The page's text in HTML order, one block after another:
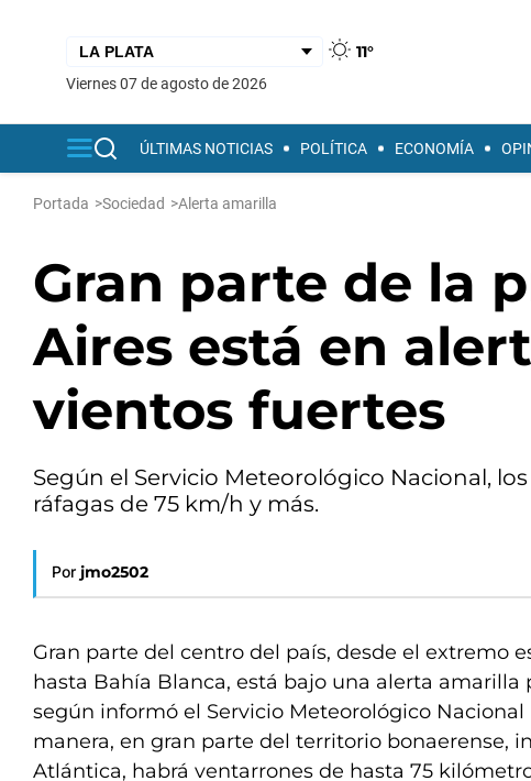
11°
viernes 07 de agosto de 2026
ÚLTIMAS NOTICIAS POLÍTICA ECONOMÍA
Portada >Sociedad >Alerta amarilla
Gran parte de la
Aires está en
vientos fuertes
Según el Servicio Meteorológico Nacional,
ráfagas de 75 km/h y más.
Por jmo2502
Gran parte del centro del país, desde el extremo
hasta Bahía Blanca, está bajo una alerta amarilla
según informó el Servicio Meteorológico Nacional
manera, en gran parte del territorio bonaerense,
Atlántica, habrá ventarrones de hasta 75